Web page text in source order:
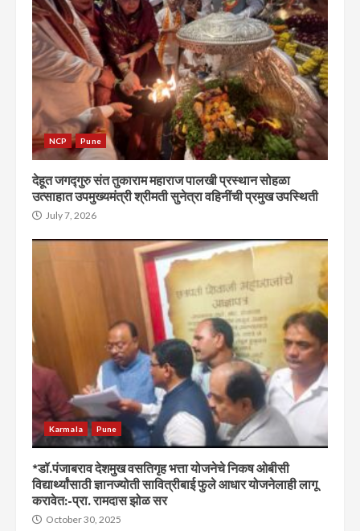
NCP Pune
देहूत जगद्गुरु संत तुकाराम महाराज पालखी प्रस्थान सोहळा
उत्साहात उपमुख्यमंत्री श्रीमती सुनेत्रा वहिनींची प्रमुख उपस्थिती
July 7, 2026
Karmala Pune
*डॉ.पंजाबराव देशमुख वसतिगृह भत्ता योजनेचे निकष ओबीसी
विद्यार्थ्यांसाठी ज्ञानज्योती सावित्रीबाई फुले आधार योजनेलाही लागू
करावेत:-प्रा. रामदास झोळ सर
October 30, 2025